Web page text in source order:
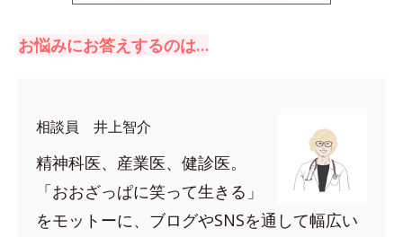
お悩みにお答えするのは…
相談員 井上智介
精神科医、産業医、健診医。
「おおざっぱに笑って生きる」
をモットーに、ブログやSNSを通して幅広い